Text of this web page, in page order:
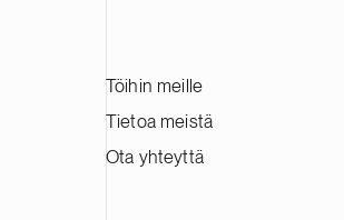
Töihin meille
Tietoa meistä
Ota yhteyttä